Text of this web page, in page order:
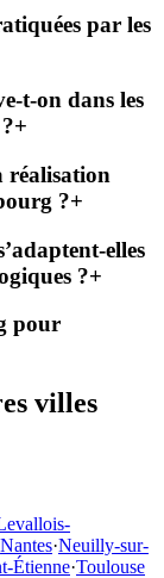
par les
t-on dans les
+
réalisation
?+
elles
?+
pour
villes
Nantes·Neuilly-sur-
Étienne·Toulouse